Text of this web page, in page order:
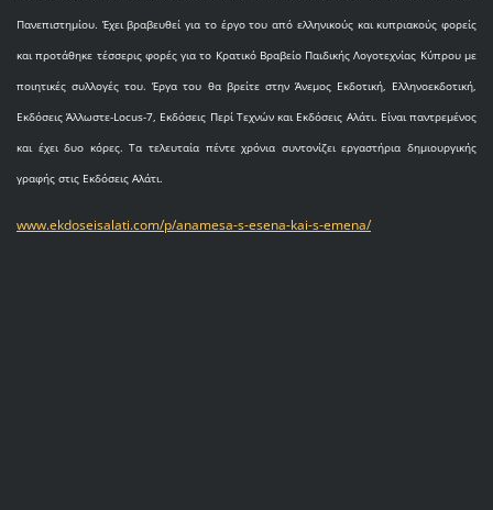
Πανεπιστημίου. Έχει βραβευθεί για το έργο του από ελληνικούς και κυπριακούς φορείς
και προτάθηκε τέσσερις φορές για το Κρατικό Βραβείο Παιδικής Λογοτεχνίας Κύπρου με
ποιητικές συλλογές του. Έργα του θα βρείτε στην Άνεμος Εκδοτική, Ελληνοεκδοτική,
Εκδόσεις Άλλωστε-Locus-7, Εκδόσεις Περί Τεχνών και Εκδόσεις Αλάτι. Είναι παντρεμένος
και έχει δυο κόρες. Τα τελευταία πέντε χρόνια συντονίζει εργαστήρια δημιουργικής
γραφής στις Εκδόσεις Αλάτι.
www.ekdoseisalati.com/p/anamesa-s-esena-kai-s-emena/